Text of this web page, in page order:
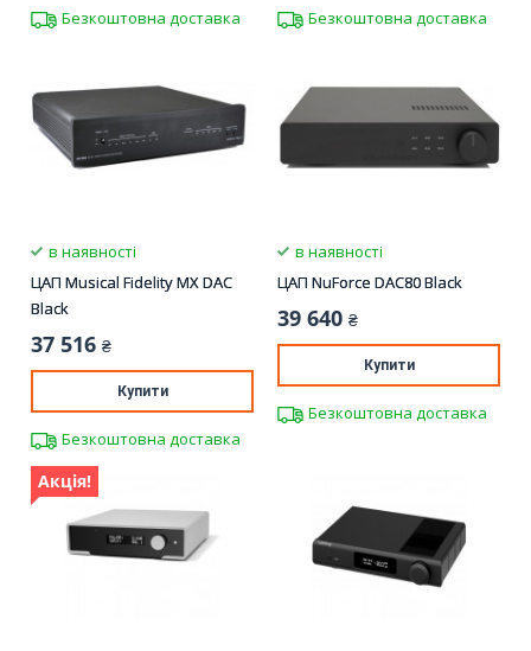
Безкоштовна доставка Безкоштовна доставка
в наявності
ЦАП Musical Fidelity MX DAC
Black
37 516 ₴
Купити
Безкоштовна доставка
в наявності
ЦАП NuForce DAC80 Black
39 640 ₴
Купити
Безкоштовна доставка
Акція!